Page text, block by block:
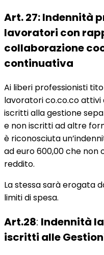
Art. 27: Indennità
lavoratori con
collaborazione
continuativa
Ai liberi professionisti
lavoratori co.co.co attivi
iscritti alla gestione
e non iscritti ad altre
è riconosciuta
ad euro 600,00 che
reddito.
La stessa sarà erogata
limiti di spesa.
Art.28: Indennità
iscritti alle